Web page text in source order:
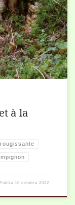
l’amanite
vaut mieux le
à la
Publié 10 octobre 2022